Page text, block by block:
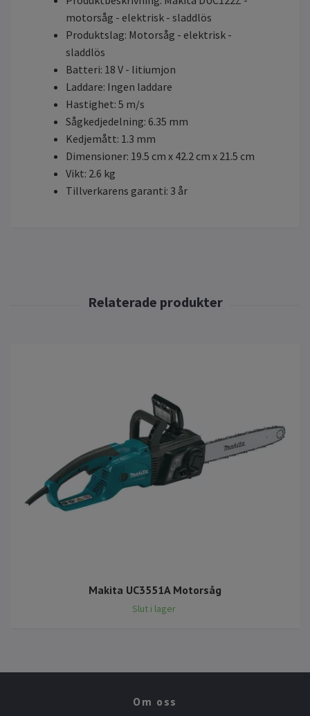
motorsåg - elektrisk - sladdlös
Produktslag: Motorsåg - elektrisk -
sladdlös
Batteri: 18 V - litiumjon
Laddare: Ingen laddare
Hastighet: 5 m/s
Sågkedjedelning: 6.35 mm
Kedjemått: 1.3 mm
Dimensioner: 19.5 cm x 42.2 cm x 21.5 cm
Vikt: 2.6 kg
Tillverkarens garanti: 3 år
Makita UC3551A Motorsåg
Slut i lager
Om oss